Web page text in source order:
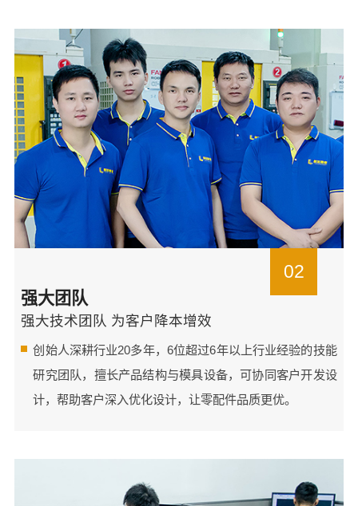
02
强大团队
强大技术团队 为客户降本增效
创始人深耕行业20多年，6位超过6年以上行业经验的技能
研究团队，擅长产品结构与模具设备，可协同客户开发设
计，帮助客户深入优化设计，让零配件品质更优。